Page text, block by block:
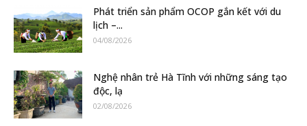
Phát triển sản phẩm OCOP gắn kết với du
lịch –...
04/08/2026
Nghệ nhân trẻ Hà Tĩnh với những sáng tạo
độc, lạ
02/08/2026